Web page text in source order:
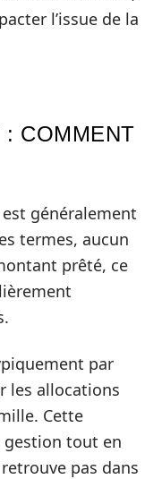
l’issue de la
: COMMENT
généralement
termes, aucun
prêté, ce
par
les allocations
Cette
tout en
pas dans